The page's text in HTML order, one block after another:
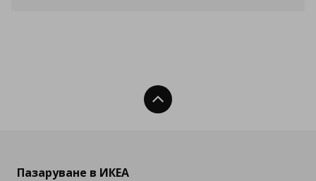
Нагоре
Пазаруване в ИКЕА